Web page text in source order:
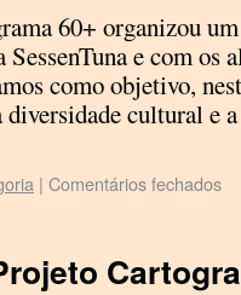
60+ organizou
e com os
como objetivo,
diversidade cultural
| Comentários fechados